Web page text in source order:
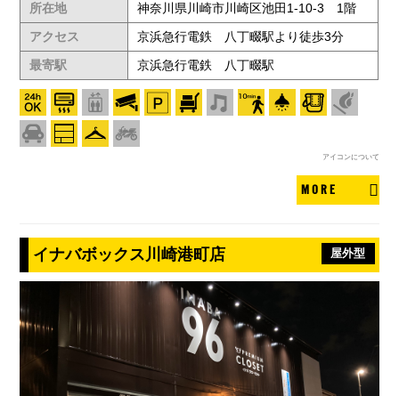
所在地
神奈川県川崎市川崎区池田1-10-3 1階
アクセス
京浜急行電鉄 八丁畷駅より徒歩3分
最寄駅
京浜急行電鉄 八丁畷駅
アイコンについて
MORE
イナバボックス川崎港町店 屋外型